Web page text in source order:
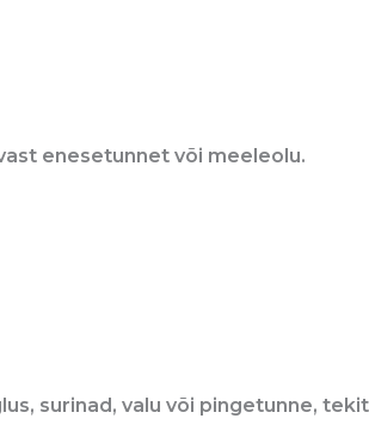
enesetunnet või meeleolu.
surinad, valu või pingetunne,